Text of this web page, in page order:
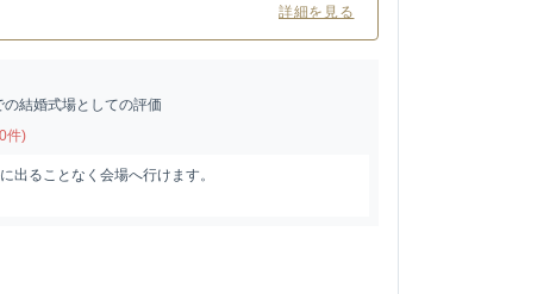
詳細を見る
の結婚式場としての評価
件)
出ることなく会場へ行けます。